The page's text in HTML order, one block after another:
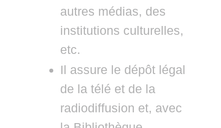
autres médias, des
institutions culturelles,
etc.
Il assure le dépôt légal
de la télé et de la
radiodiffusion et, avec